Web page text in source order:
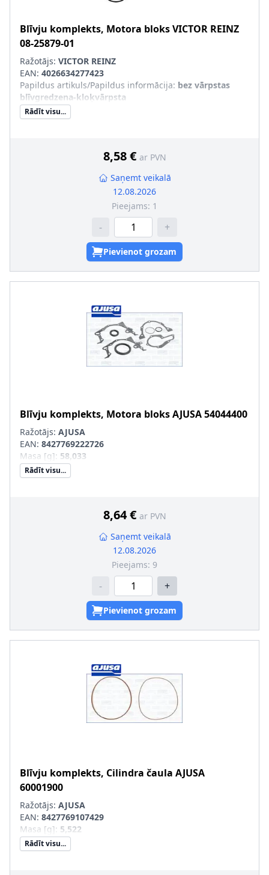
Blīvju komplekts, Motora bloksVICTOR REINZ
08-25879-01
Ražotājs: VICTOR REINZ
EAN: 4026634277423
Papildus artikuls/Papildus informācija: bez vārpstas
blīvgredzena-kloķvārpsta
Rādīt visu...
8,58 € ar PVN
Saņemt veikalā
12.08.2026
Pieejams: 1
- +
Pievienot grozam
Blīvju komplekts, Motora bloksAJUSA54044400
Ražotājs: AJUSA
EAN: 8427769222726
Masa [g]: 58,033
Rādīt visu...
8,64 € ar PVN
Saņemt veikalā
12.08.2026
Pieejams: 9
- +
Pievienot grozam
Blīvju komplekts, Cilindra čaula AJUSA
60001900
Ražotājs: AJUSA
EAN: 8427769107429
Masa [g]: 5,522
Rādīt visu...